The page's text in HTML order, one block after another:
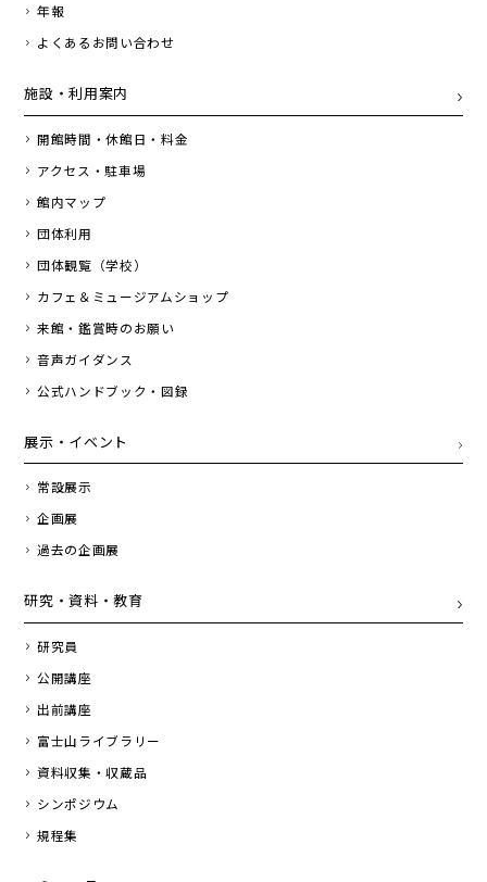
年報
よくあるお問い合わせ
施設・利用案内
開館時間・休館日・料金
アクセス・駐車場
館内マップ
団体利用
団体観覧（学校）
カフェ＆ミュージアムショップ
来館・鑑賞時のお願い
音声ガイダンス
公式ハンドブック・図録
展示・イベント
常設展示
企画展
過去の企画展
研究・資料・教育
研究員
公開講座
出前講座
富士山ライブラリー
資料収集・収蔵品
シンポジウム
規程集